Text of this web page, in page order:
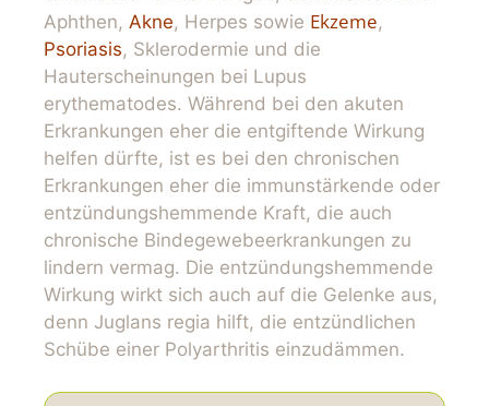
Aphthen, Akne, Herpes sowie Ekzeme,
Psoriasis, Sklerodermie und die
Hauterscheinungen bei Lupus
erythematodes. Während bei den akuten
Erkrankungen eher die entgiftende Wirkung
helfen dürfte, ist es bei den chronischen
Erkrankungen eher die immunstärkende oder
entzündungshemmende Kraft, die auch
chronische Bindegewebeerkrankungen zu
lindern vermag. Die entzündungshemmende
Wirkung wirkt sich auch auf die Gelenke aus,
denn Juglans regia hilft, die entzündlichen
Schübe einer Polyarthritis einzudämmen.